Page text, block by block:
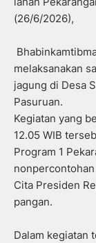
(26/6/2026),
melaksanakan
jagung di Desa
Pasuruan.
Kegiatan yang
12.05 WIB
Program 1
Cita Presiden
pangan.
Dalam kegiatan